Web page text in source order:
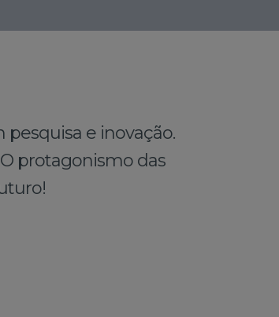
pesquisa e inovação.
protagonismo das